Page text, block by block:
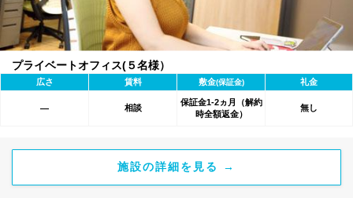
プライベートオフィス(５名様）
広さ 賃料 敷金(保証金) 礼金
― 相談
保証金1-2ヵ月（解約
時全額返金）
無し
施設の詳細を見る →